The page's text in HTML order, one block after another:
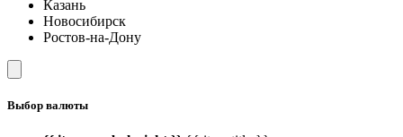
Казань
Новосибирск
Ростов-на-Дону
Выбор валюты